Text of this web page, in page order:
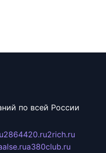
по всей России
2864420.ru2rich.ru
a380club.ru